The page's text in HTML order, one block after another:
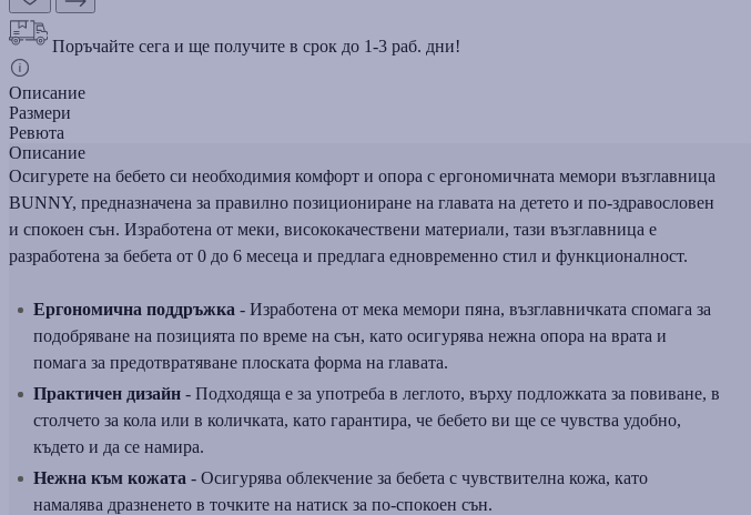
Поръчайте сега и ще получите в срок до 1-3 раб. дни!
Описание
Размери
Ревюта
Описание
Осигурете на бебето си необходимия комфорт и опора с ергономичната мемори възглавница
BUNNY, предназначена за правилно позициониране на главата на детето и по-здравословен
и спокоен сън. Изработена от меки, висококачествени материали, тази възглавница е
разработена за бебета от 0 до 6 месеца и предлага едновременно стил и функционалност.
Ергономична поддръжка - Изработена от мека мемори пяна, възглавничката спомага за
подобряване на позицията по време на сън, като осигурява нежна опора на врата и
помага за предотвратяване плоската форма на главата.
Практичен дизайн - Подходяща е за употреба в леглото, върху подложката за повиване, в
столчето за кола или в количката, като гарантира, че бебето ви ще се чувства удобно,
където и да се намира.
Нежна към кожата - Осигурява облекчение за бебета с чувствителна кожа, като
намалява дразненето в точките на натиск за по-спокоен сън.